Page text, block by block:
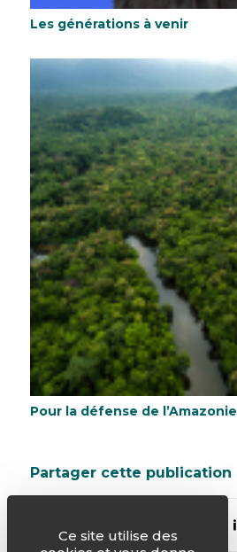
Les générations à venir
Pour la défense de l’Amazonie
Partager cette publication
Ce site utilise des